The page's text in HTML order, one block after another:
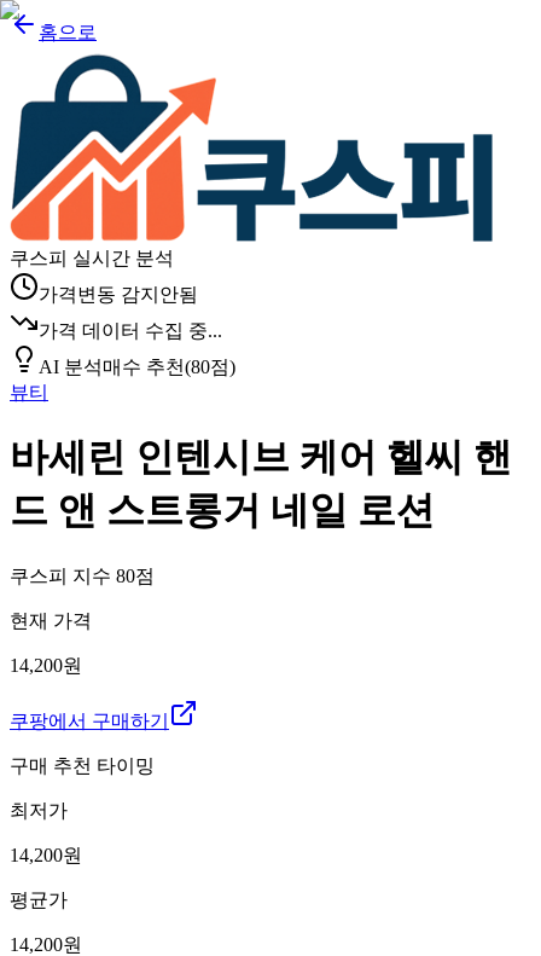
홈으로
쿠스피 실시간 분석
가격변동 감지안됨
가격 데이터 수집 중...
AI 분석매수 추천(80점)
뷰티
바세린 인텐시브 케어 헬씨 핸
드 앤 스트롱거 네일 로션
쿠스피 지수 80점
현재 가격
14,200원
쿠팡에서 구매하기
구매 추천 타이밍
최저가
14,200원
평균가
14,200원